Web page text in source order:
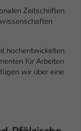
Zeitschriften
hochentwickelten
für Arbeiten
wir über eine
Session-
im Fall
Session-ID. So